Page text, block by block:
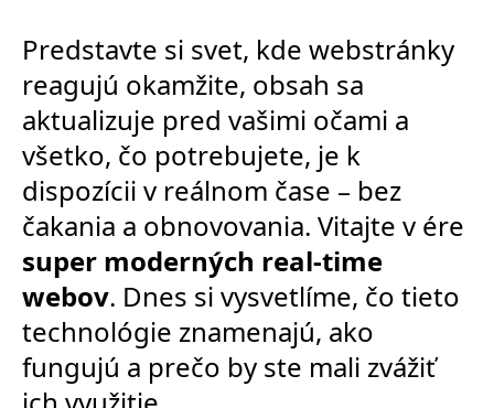
Predstavte si svet, kde webstránky
reagujú okamžite, obsah sa
aktualizuje pred vašimi očami a
všetko, čo potrebujete, je k
dispozícii v reálnom čase – bez
čakania a obnovovania. Vitajte v ére
super moderných real-time
webov. Dnes si vysvetlíme, čo tieto
technológie znamenajú, ako
fungujú a prečo by ste mali zvážiť